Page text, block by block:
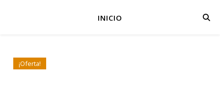
INICIO
¡Oferta!